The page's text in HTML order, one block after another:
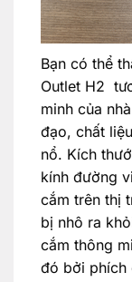
Bạn có thể
Outlet H2
minh của
đạo, chất
nổ. Kích
kính đường
cắm trên thị
bị nhô ra
cắm thông
đó bởi phích